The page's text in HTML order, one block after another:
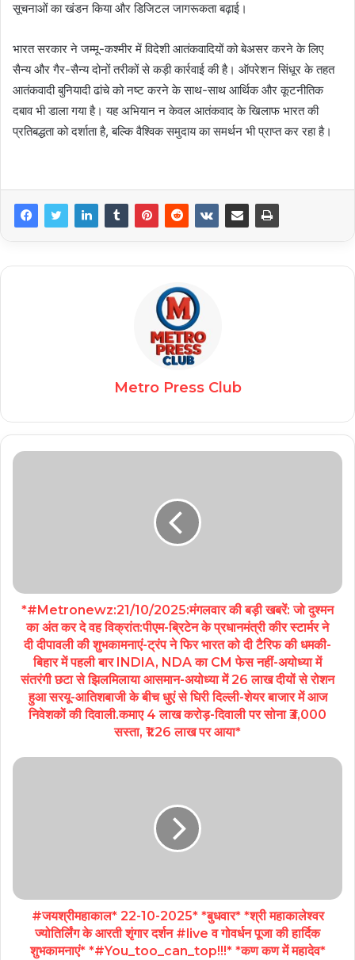
सूचनाओं का खंडन किया और डिजिटल जागरूकता बढ़ाई।
भारत सरकार ने जम्मू-कश्मीर में विदेशी आतंकवादियों को बेअसर करने के लिए
सैन्य और गैर-सैन्य दोनों तरीकों से कड़ी कार्रवाई की है। ऑपरेशन सिंधूर के तहत
आतंकवादी बुनियादी ढांचे को नष्ट करने के साथ-साथ आर्थिक और कूटनीतिक
दबाव भी डाला गया है। यह अभियान न केवल आतंकवाद के खिलाफ भारत की
प्रतिबद्धता को दर्शाता है, बल्कि वैश्विक समुदाय का समर्थन भी प्राप्त कर रहा है।
Metro Press Club
*#Metronewz:21/10/2025:मंगलवार की बड़ी खबरें: जो दुश्मन
का अंत कर दे वह विक्रांत:पीएम-ब्रिटेन के प्रधानमंत्री कीर स्टार्मर ने
दी दीपावली की शुभकामनाएं-ट्रंप ने फिर भारत को दी टैरिफ की धमकी-
बिहार में पहली बार INDIA, NDA का CM फेस नहीं-अयोध्या में
संतरंगी छटा से झिलमिलाया आसमान-अयोध्या में 26 लाख दीयों से रोशन
हुआ सरयू-आतिशबाजी के बीच धुएं से घिरी दिल्ली-शेयर बाजार में आज
निवेशकों की दिवाली.कमाए 4 लाख करोड़-दिवाली पर सोना ₹3,000
सस्ता, ₹1.26 लाख पर आया*
#जयश्रीमहाकाल* 22-10-2025* *बुधवार* *श्री महाकालेश्वर
ज्योतिर्लिंग के आरती शृंगार दर्शन #live व गोवर्धन पूजा की हार्दिक
शुभकामनाएं* *#You_too_can_top!!!* *कण कण में महादेव*